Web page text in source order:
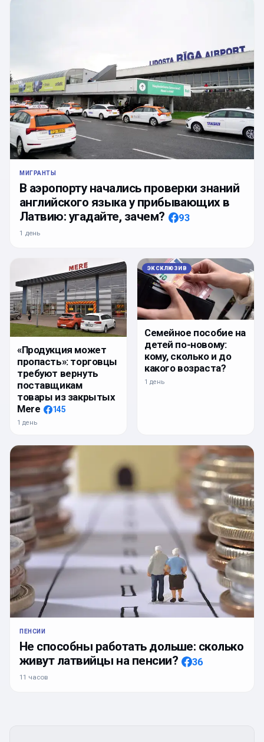
МИГРАНТЫ
В аэропорту начались проверки знаний
английского языка у прибывающих в
Латвию: угадайте, зачем?
93
1 день
«Продукция может
пропасть»: торговцы
требуют вернуть
поставщикам
товары из закрытых
Mere
145
1 день
ЭКСКЛЮЗИВ
Семейное пособие на
детей по-новому:
кому, сколько и до
какого возраста?
1 день
ПЕНСИИ
Не способны работать дольше: сколько
живут латвийцы на пенсии?
36
11 часов